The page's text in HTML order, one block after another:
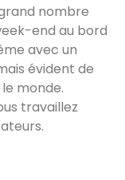
nombre
end au bord
avec un
évident de
monde.
travaillez